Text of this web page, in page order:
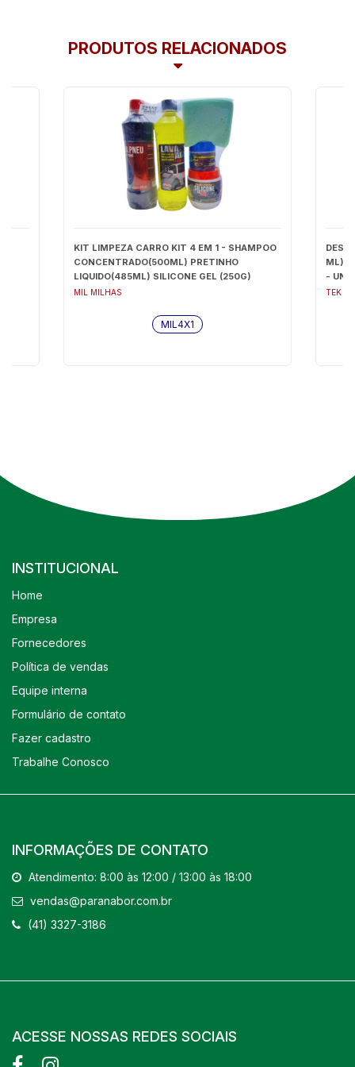
PRODUTOS RELACIONADOS
KIT LIMPEZA CARRO KIT 4 EM 1 - SHAMPOO
CONCENTRADO(500ML) PRETINHO
LIQUIDO(485ML) SILICONE GEL (250G)
AROMATIZANTE GEL E ESPUMA GRATIS -
MIL MILHAS
MIL4X1
ML)
-
TEK
INSTITUCIONAL
Home
Empresa
Fornecedores
Política de vendas
Equipe interna
Formulário de contato
Fazer cadastro
Trabalhe Conosco
INFORMAÇÕES DE CONTATO
Atendimento: 8:00 às 12:00 / 13:00 às 18:00
vendas@paranabor.com.br
(41) 3327-3186
ACESSE NOSSAS REDES SOCIAIS